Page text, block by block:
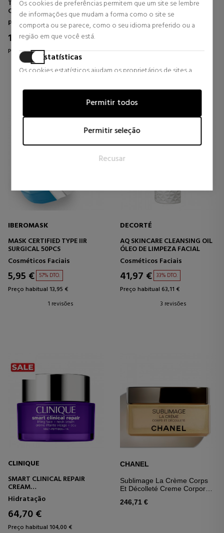
Os cookies de preferências permitem que um site se lembre
de informações que mudam a forma como o site se
comporta ou se parece, como o seu idioma preferido ou a
região em que você está.
Estatísticas
Os cookies estatísticos ajudam os proprietários de sites a
coletando e fornecendo informações de forma anônima.
Os cookies de marketing são usados para rastrear visitantes
em sites. A intenção é exibir anúncios que sejam relevantes e
atraentes para o usuário individual e, portanto, mais valiosos
para editores e anunciantes terceirizados.
Permitir todos
Permitir seleção
Recusar
TENSOLIFT NECK CREAM
CREME LIFTING PARA
PESCOÇO E COLO
Pescoço e decote
197,10 € 10% DTO.
Preço habitual 219,00 €
6 revisões
INHIBIT TENSOLIFT NECK
SERUM
SÉRUM LIFTING DE PESCOÇO E
DECOTE
Pescoço e decote
Preço habitual 346,00 €
4 revisões
IBEROMASK
MASK CERTIFIED TYPE IIR
SURGICAL 50PCS
Cosméticos Faciais
5,95 € 57% DTO.
Preço habitual 13,95 €
1 revisões
DECORTÉ
AQ SKINCARE CLEANSING OIL
ÓLEO DE LIMPEZA FACIAL
Cosméticos Faciais
41,97 € 33% DTO.
Preço habitual 63,11 €
3 revisões
CLINIQUE
SMART CLINICAL REPAIR
CREAM
CREME HIDRATANTE -
FIRMADOR + LIFTING PARA
ROSTO E PESCOÇO
Hidratação
64,70 €
Preço habitual 104,00 €
CHANEL
Sublimage La Crème Corps
Et Décolleté Creme Corporal
246,71 €